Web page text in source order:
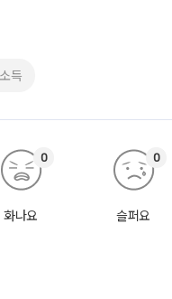
득
화나요
0
슬퍼요
0